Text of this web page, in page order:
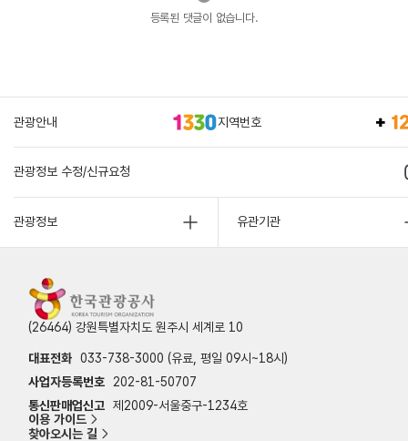
등록된 댓글이 없습니다.
관광안내 지역번호
관광정보 수정/신규요청
관광정보 유관기관
(26464) 강원특별자치도 원주시 세계로 10
대표전화 033-738-3000 (유료, 평일 09시~18시)
사업자등록번호
202-81-50707
통신판매업신고 제2009-서울중구-1234호
이용 가이드
찾아오시는 길